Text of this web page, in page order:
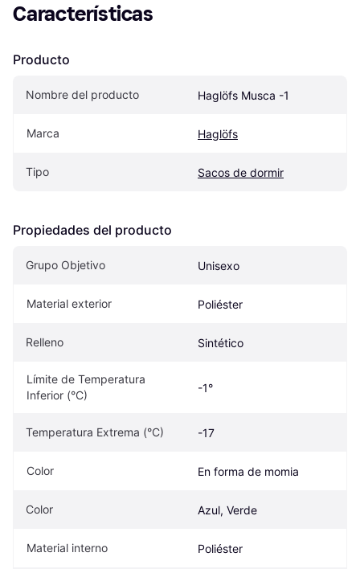
Características
Producto
Nombre del producto Haglöfs Musca -1
Marca Haglöfs
Tipo Sacos de dormir
Propiedades del producto
Grupo Objetivo Unisexo
Material exterior Poliéster
Relleno Sintético
Límite de Temperatura
Inferior (°C)
-1°
Temperatura Extrema (°C) -17
Color En forma de momia
Color Azul, Verde
Material interno Poliéster